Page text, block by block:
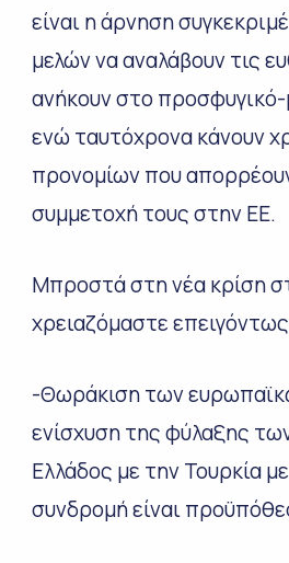
είναι η άρνηση
μελών να αναλάβουν τις
ανήκουν στο
ενώ ταυτόχρονα κάνουν
προνομίων που
συμμετοχή τους στην ΕΕ.
Μπροστά στη νέα κρίση
χρειαζόμαστε
-Θωράκιση των
ενίσχυση της φύλαξης
Ελλάδος με την Τουρκία
συνδρομή είναι